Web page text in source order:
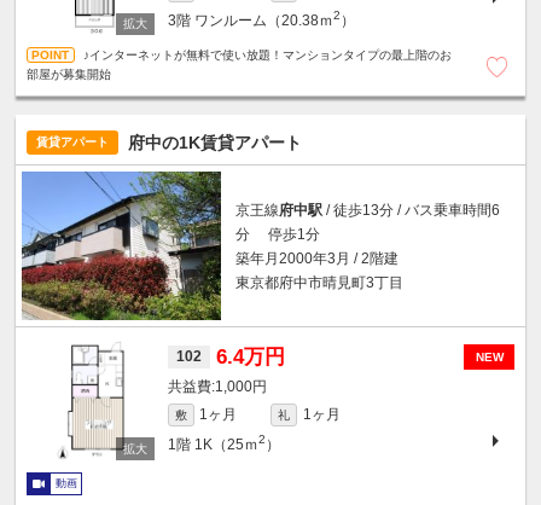
3階 ワンルーム（20.38ｍ2 ）
♪インターネットが無料で使い放題！マンションタイプの最上階のお
部屋が募集開始
賃貸アパート 府中の1K賃貸アパート
京王線府中駅 / 徒歩13分 / バス乗車時間6
分 停歩1分
築年月2000年3月 / 2階建
東京都府中市晴見町3丁目
NEW
102 6.4万円
1,000円
敷 1ヶ月 礼
1ヶ月
1階 1K（25ｍ2 ）
動画